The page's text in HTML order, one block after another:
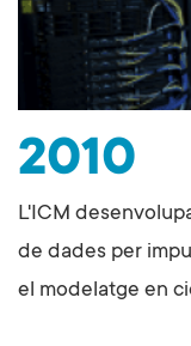
2010
L'ICM
de dades per
el modelatge en